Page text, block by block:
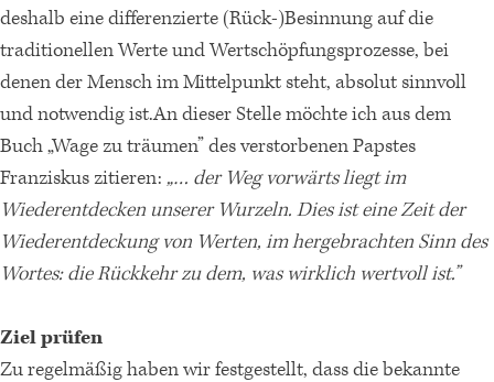
deshalb eine differenzierte (Rück-)Besinnung auf die
traditionellen Werte und Wertschöpfungsprozesse, bei
denen der Mensch im Mittelpunkt steht, absolut sinnvoll
und notwendig ist.An dieser Stelle möchte ich aus dem
Buch „Wage zu träumen” des verstorbenen Papstes
Franziskus zitieren: „… der Weg vorwärts liegt im
Wiederentdecken unserer Wurzeln. Dies ist eine Zeit der
Wiederentdeckung von Werten, im hergebrachten Sinn des
Wortes: die Rückkehr zu dem, was wirklich wertvoll ist.”
Ziel prüfen
Zu regelmäßig haben wir festgestellt, dass die bekannte